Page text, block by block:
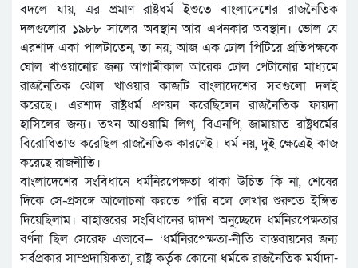
বদলে যায়, এর প্রমাণ রাষ্ট্রধর্ম ইশুতে বাংলাদেশের রাজনৈতিক
দলগুলোর ১৯৮৮ সালের অবস্থান আর এখনকার অবস্থান। ভোল যে
এরশাদ একা পালটাতেন, তা নয়; আজ এক ঢোল পিটিয়ে প্রতিপক্ষকে
ঘোল খাওয়ানোর জন্য আগামীকাল আরেক ঢোল পেটানোর মাধ্যমে
রাজনৈতিক ঝোল খাওয়ার কাজটি বাংলাদেশের সবগুলো দলই
করেছে। এরশাদ রাষ্ট্রধর্ম প্রণয়ন করেছিলেন রাজনৈতিক ফায়দা
হাসিলের জন্য। তখন আওয়ামি লিগ, বিএনপি, জামায়াত রাষ্ট্রধর্মের
বিরোধিতাও করেছিল রাজনৈতিক কারণেই। ধর্ম নয়, দুই ক্ষেত্রেই কাজ
করেছে রাজনীতি।
বাংলাদেশের সংবিধানে ধর্মনিরপেক্ষতা থাকা উচিত কি না, শেষের
দিকে সে-প্রসঙ্গে আলোচনা করতে পারি বলে লেখার শুরুতে ইঙ্গিত
দিয়েছিলাম। বাহাত্তরের সংবিধানের দ্বাদশ অনুচ্ছেদে ধর্মনিরপেক্ষতার
বর্ণনা ছিল সেরেফ এভাবে— ‘ধর্মনিরপেক্ষতা-নীতি বাস্তবায়নের জন্য
সর্বপ্রকার সাম্প্রদায়িকতা, রাষ্ট্র কর্তৃক কোনো ধর্মকে রাজনৈতিক মর্যাদা-